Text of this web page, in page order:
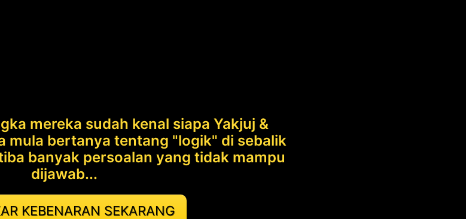
mereka sudah kenal siapa Yakjuj &
mula bertanya tentang "logik" di sebalik
banyak persoalan yang tidak mampu
dijawab...
KEBENARAN SEKARANG